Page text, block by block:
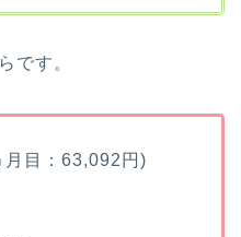
です。
目：63,092円)